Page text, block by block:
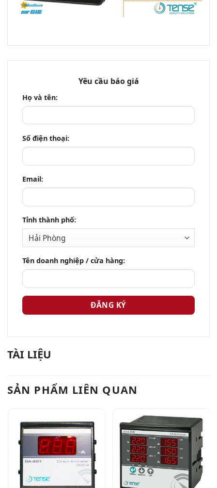
Yêu cầu báo giá
Họ và tên:
Số điện thoại:
Email:
Tỉnh thành phố:
Tên doanh nghiệp / cửa hàng:
TÀI LIỆU
SẢN PHẨM LIÊN QUAN